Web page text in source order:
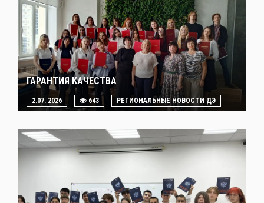
ГАРАНТИЯ КАЧЕСТВА
2.07. 2026 643 РЕГИОНАЛЬНЫЕ НОВОСТИ ДЭ